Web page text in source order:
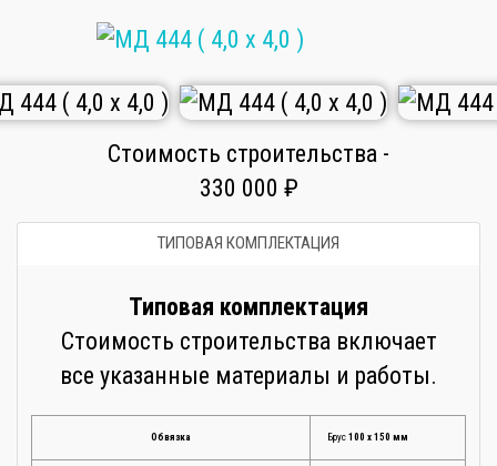
Стоимость строительства -
330 000 ₽
ТИПОВАЯ КОМПЛЕКТАЦИЯ
Типовая комплектация
Стоимость строительства включает
все указанные материалы и работы.
Обвязка Брус 100 х 150 мм